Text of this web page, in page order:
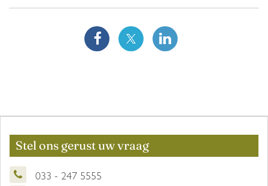
Stel ons gerust uw vraag
033 - 247 5555